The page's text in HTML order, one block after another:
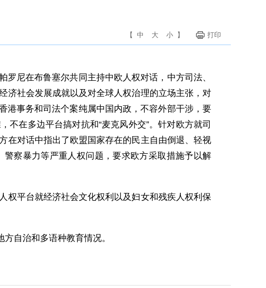
【 中 大 小 】 打印
尼在布鲁塞尔共同主持中欧人权对话，中方司法、
济社会发展成就以及对全球人权治理的立场主张，对
港事务和司法个案纯属中国内政，不容外部干涉，要
在多边平台搞对抗和“麦克风外交”。针对欧方就司
在对话中指出了欧盟国家存在的民主自由倒退、轻视
察暴力等严重人权问题，要求欧方采取措施予以解
权平台就经济社会文化权利以及妇女和残疾人权利保
自治和多语种教育情况。